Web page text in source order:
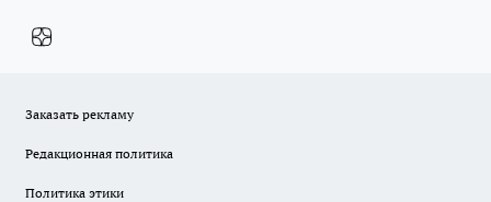
Заказать рекламу
Редакционная политика
Политика этики